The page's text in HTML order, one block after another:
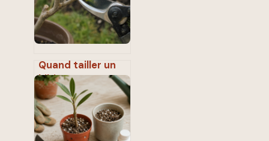
Quand tailler un
hibiscus :
calendrier par
variété et gestes
pour une floraison
XXL